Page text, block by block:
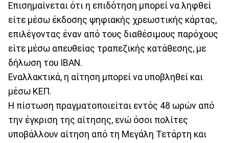
Επισημαίνεται ότι η επιδότηση μπορεί να ληφθεί
είτε μέσω έκδοσης ψηφιακής χρεωστικής κάρτας,
επιλέγοντας έναν από τους διαθέσιμους παρόχους
είτε μέσω απευθείας τραπεζικής κατάθεσης, με
δήλωση του IBAN.
Εναλλακτικά, η αίτηση μπορεί να υποβληθεί και
μέσω ΚΕΠ.
Η πίστωση πραγματοποιείται εντός 48 ωρών από
την έγκριση της αίτησης, ενώ όσοι πολίτες
υποβάλλουν αίτηση από τη Μεγάλη Τετάρτη και